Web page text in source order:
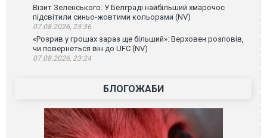
Візит Зеленського. У Белграді найбільший хмарочос
підсвітили синьо-жовтими кольорами (NV)
07.08.2026, 23:36
«Розрив у грошах зараз ще більший»: Верховен розповів,
чи повернеться він до UFC (NV)
07.08.2026, 23:24
БЛОГОЖАБИ